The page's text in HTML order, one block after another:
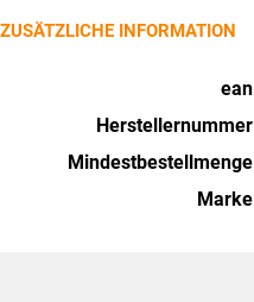
ist:
ZUSÄTZLICHE INFORMATION
ean
Herstellernummer
Mindestbestellmenge
Marke